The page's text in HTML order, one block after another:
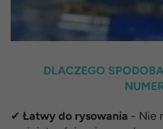
DLACZEGO
✔ Łatwy do rysowania - Nie